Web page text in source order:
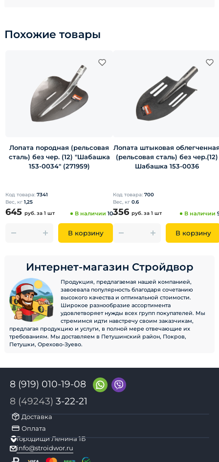
Похожие товары
Лопата породная (рельсовая
сталь) без чер. (12) "Шабашка
153-0034" (271959)
Код товара: 7341
Вес, кг 1,25
645 руб. за 1 шт В наличии 10
В корзину
Лопата штыковая
(рельсовая сталь) без чер.(12)
Шабашка 153-0036
Код товара: 700
Вес, кг 0.6
356 руб. за 1 шт В наличии
В корзину
Интернет-магазин Стройдвор
Продукция, предлагаемая нашей компанией,
завоевала популярность благодаря сочетанию
высокого качества и оптимальной стоимости.
Широкое разнообразие ассортимента
удовлетворяет нужды всех групп покупателей. Мы
стремимся идти навстречу своим заказчикам,
предлагая продукцию и услуги, в полной мере отвечающие их
требованиям. Мы доставляем в Петушинский район, Покров,
Петушки, Орехово-Зуево.
8 (919) 010-19-08
8 (49243) 3-22-21
Доставка
Оплата
Городищи Ленина 1Б
info@stroidwor.ru